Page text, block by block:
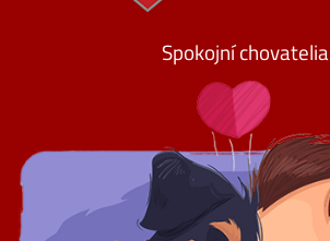
Spokojní chovatelia